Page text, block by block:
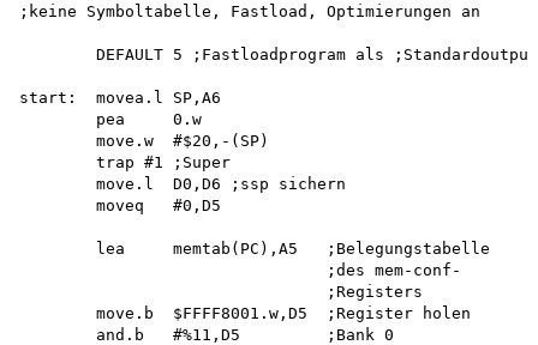
;keine Symboltabelle, Fastload, Optimierungen an
        DEFAULT 5 ;Fastloadprogram als ;Standardoutput
start:  movea.l SP,A6
        pea     0.w
        move.w  #$20,-(SP)
        trap #1 ;Super
        move.l  D0,D6 ;ssp sichern
        moveq   #0,D5
        lea     memtab(PC),A5   ;Belegungstabelle
                                ;des mem-conf-
                                ;Registers
        move.b  $FFFF8001.w,D5  ;Register holen
        and.b   #%11,D5         ;Bank 0